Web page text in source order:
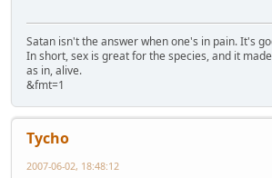
Satan isn't the answer when one's in pain. It's
In short, sex is great for the species, and it
as in, alive.
&fmt=1
Tycho
2007-06-02, 18:48:12